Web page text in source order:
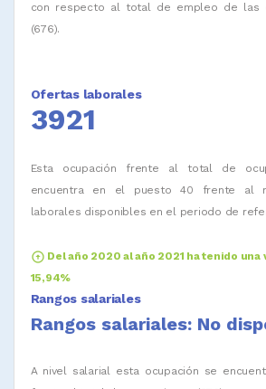
con respecto al total de empleo de las
(676).
Ofertas laborales
3921
Esta ocupación frente al total de
encuentra en el puesto 40 frente al
laborales disponibles en el periodo de
arrow_circle_up Del año 2020 al año 2021 ha tenido una
15,94%
Rangos salariales
Rangos salariales: No
A nivel salarial esta ocupación se